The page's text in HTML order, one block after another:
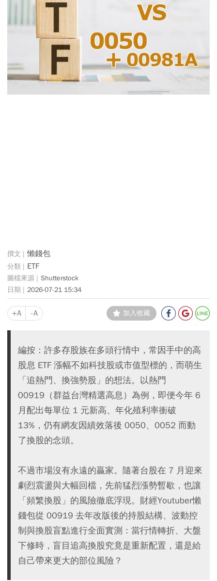
懶錢包
ETF
Shutterstock
2026-07-21 15:34
+A -A 加入收藏
編按：許多存股族在多頭行情中，常因手中的高
股息 ETF 漲幅不如科技股或市值型標的，而萌生
「追熱門、換強勢股」的想法。以熱門
00919（群益台灣精選高息）為例，即便今年 6
月配出每單位 1 元新高、年化殖利率衝破
13%，仍有網友因績效落後 0050、0052 而動
了換股的念頭。
不過市場沒有永遠的贏家。隨著台股在 7 月迎來
劇烈震盪與大幅回檔，先前猛烈漲勢暫歇，也讓
「頻繁換股」的風險徹底浮現。財經Youtuber懶
錢包從 00919 去年改版後的持股結構、波動控
制與換股盲點進行全面實測：當行情轉折、大盤
下修時，盲目追高換股究竟是重新配置，還是給
自己帶來更大的部位風險？